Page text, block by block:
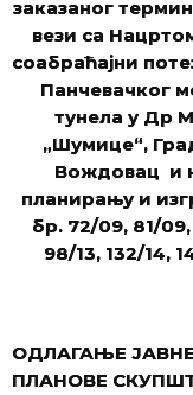
заказаног
вези са
соабраћајни
Панчевачког
тунела у Др
„Шумице“,
Вождовац и
планирању и
бр. 72/09, 81/09,
98/13, 132/14,
ОДЛАГАЊЕ
ПЛАНОВЕ